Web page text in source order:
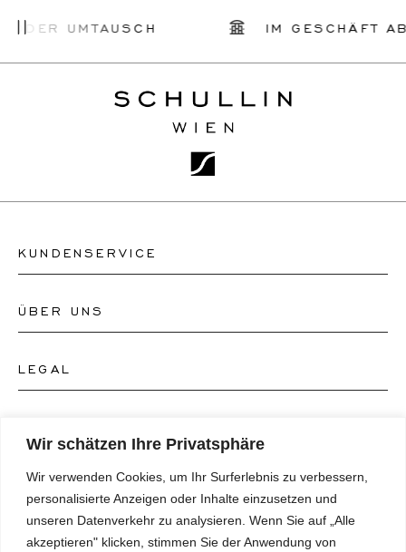
Wir schätzen Ihre Privatsphäre
Wir verwenden Cookies, um Ihr Surferlebnis zu verbessern,
personalisierte Anzeigen oder Inhalte einzusetzen und
unseren Datenverkehr zu analysieren. Wenn Sie auf „Alle
akzeptieren" klicken, stimmen Sie der Anwendung von
IM GESCHÄFT ABHOLEN
KUNDENSERVICE
Kontakt Uhrengeschäft
ÜBER UNS
Über uns
Magazin
LEGAL
Datenschutzrichtlinie
Impressum
Instagram
Facebook
SPRACHE